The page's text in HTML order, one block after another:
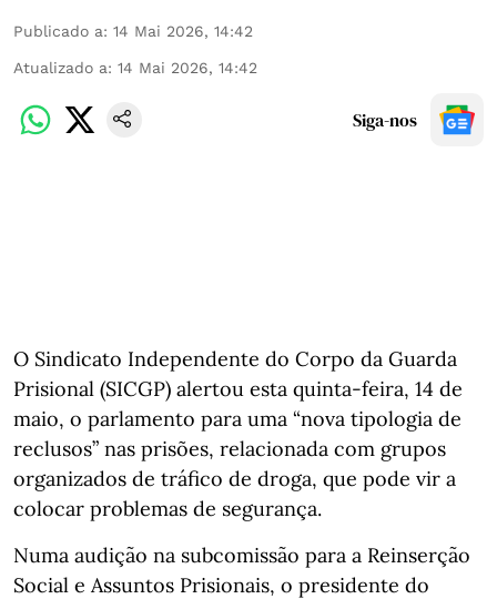
Publicado a: 14 Mai 2026, 14:42
Atualizado a: 14 Mai 2026, 14:42
Siga-nos
O Sindicato Independente do Corpo da Guarda
Prisional (SICGP) alertou esta quinta-feira, 14 de
maio, o parlamento para uma “nova tipologia de
reclusos” nas prisões, relacionada com grupos
organizados de tráfico de droga, que pode vir a
colocar problemas de segurança.
Numa audição na subcomissão para a Reinserção
Social e Assuntos Prisionais, o presidente do